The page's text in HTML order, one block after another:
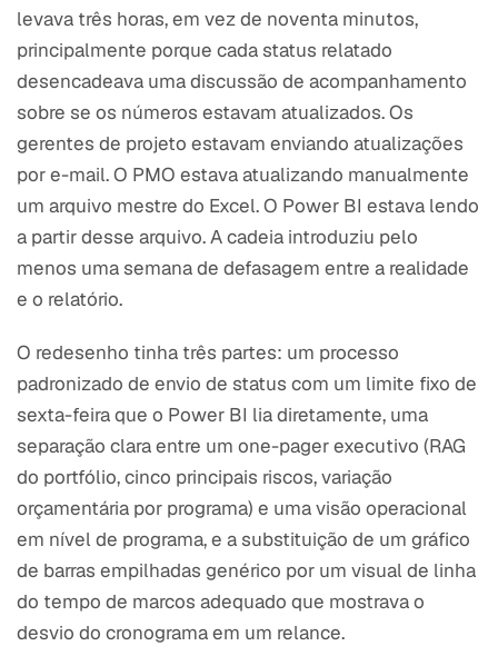
levava três horas, em vez de noventa minutos,
principalmente porque cada status relatado
desencadeava uma discussão de acompanhamento
sobre se os números estavam atualizados. Os
gerentes de projeto estavam enviando atualizações
por e-mail. O PMO estava atualizando manualmente
um arquivo mestre do Excel. O Power BI estava lendo
a partir desse arquivo. A cadeia introduziu pelo
menos uma semana de defasagem entre a realidade
e o relatório.
O redesenho tinha três partes: um processo
padronizado de envio de status com um limite fixo de
sexta-feira que o Power BI lia diretamente, uma
separação clara entre um one-pager executivo (RAG
do portfólio, cinco principais riscos, variação
orçamentária por programa) e uma visão operacional
em nível de programa, e a substituição de um gráfico
de barras empilhadas genérico por um visual de linha
do tempo de marcos adequado que mostrava o
desvio do cronograma em um relance.